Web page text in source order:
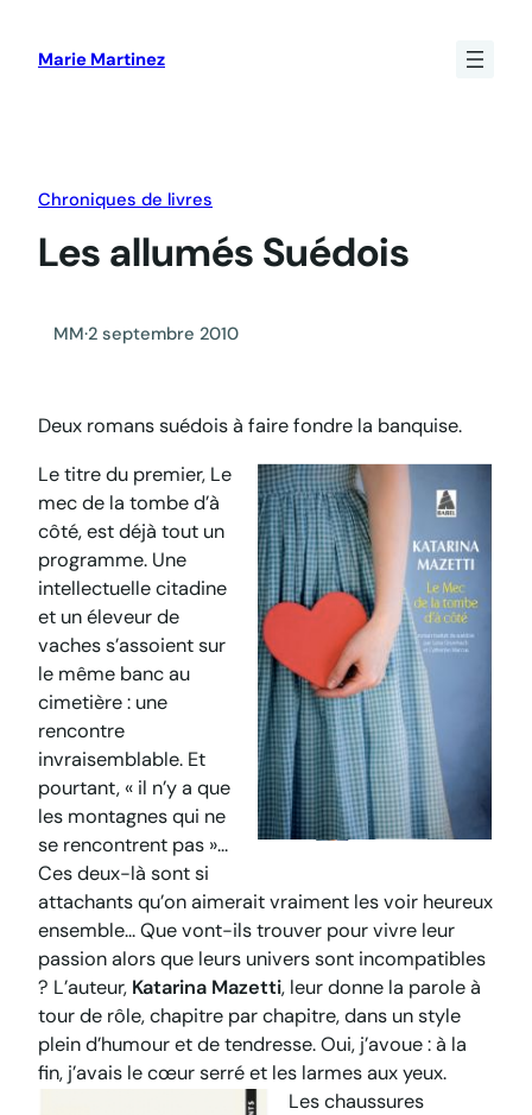
Marie Martinez
Chroniques de livres
Les allumés Suédois
MM·2 septembre 2010
Deux romans suédois à faire fondre la banquise.
Le titre du premier, Le
mec de la tombe d’à
côté, est déjà tout un
programme. Une
intellectuelle citadine
et un éleveur de
vaches s’assoient sur
le même banc au
cimetière : une
rencontre
invraisemblable. Et
pourtant, « il n’y a que
les montagnes qui ne
se rencontrent pas »…
Ces deux-là sont si
attachants qu’on aimerait vraiment les voir heureux
ensemble… Que vont-ils trouver pour vivre leur
passion alors que leurs univers sont incompatibles
? L’auteur, Katarina Mazetti, leur donne la parole à
tour de rôle, chapitre par chapitre, dans un style
plein d’humour et de tendresse. Oui, j’avoue : à la
fin, j’avais le cœur serré et les larmes aux yeux.
Les chaussures